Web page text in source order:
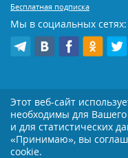
Бесплатная подписка
Мы в социальных сетях:
Копирование или иное
воспрещается. Копирование
активной открытой для
Материалы на сайте
Этот веб-сайт
необходимы для
и для статистических
«Принимаю», вы
cookie.